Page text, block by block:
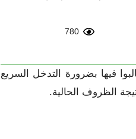
780
فيها بضرورة التدخل السريع